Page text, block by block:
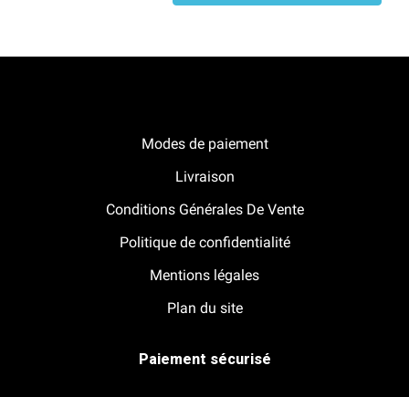
Modes de paiement
Livraison
Conditions Générales De Vente
Politique de confidentialité
Mentions légales
Plan du site
Paiement sécurisé